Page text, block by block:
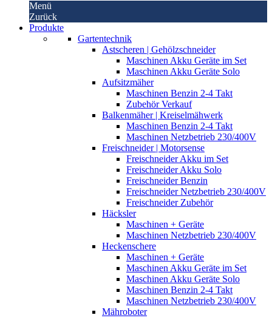
Menü
Zurück
Produkte
Gartentechnik
Astscheren | Gehölzschneider
Maschinen Akku Geräte im Set
Maschinen Akku Geräte Solo
Aufsitzmäher
Maschinen Benzin 2-4 Takt
Zubehör Verkauf
Balkenmäher | Kreiselmähwerk
Maschinen Benzin 2-4 Takt
Maschinen Netzbetrieb 230/400V
Freischneider | Motorsense
Freischneider Akku im Set
Freischneider Akku Solo
Freischneider Benzin
Freischneider Netzbetrieb 230/400V
Freischneider Zubehör
Häcksler
Maschinen + Geräte
Maschinen Netzbetrieb 230/400V
Heckenschere
Maschinen + Geräte
Maschinen Akku Geräte im Set
Maschinen Akku Geräte Solo
Maschinen Benzin 2-4 Takt
Maschinen Netzbetrieb 230/400V
Mähroboter